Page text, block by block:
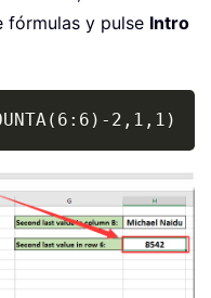
fórmulas y pulse Intro
2,1,1)
Copy